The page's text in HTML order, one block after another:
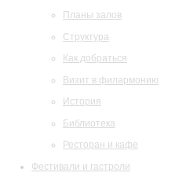
Планы залов
Структура
Как добраться
Визит в филармонию
История
Библиотека
Ресторан и кафе
Фестивали и гастроли